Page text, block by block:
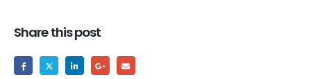
Share this post